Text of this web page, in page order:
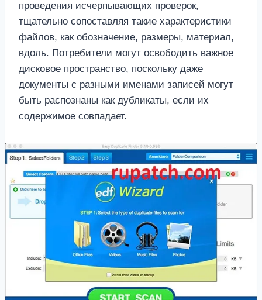
проведения исчерпывающих проверок,
тщательно сопоставляя такие характеристики
файлов, как обозначение, размеры, материал,
вдоль. Потребители могут освободить важное
дисковое пространство, поскольку даже
документы с разными именами записей могут
быть распознаны как дубликаты, если их
содержимое совпадает.